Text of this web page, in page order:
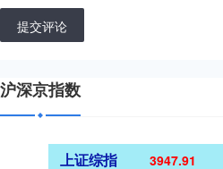
提交评论
沪深京指数
上证综指 3947.91